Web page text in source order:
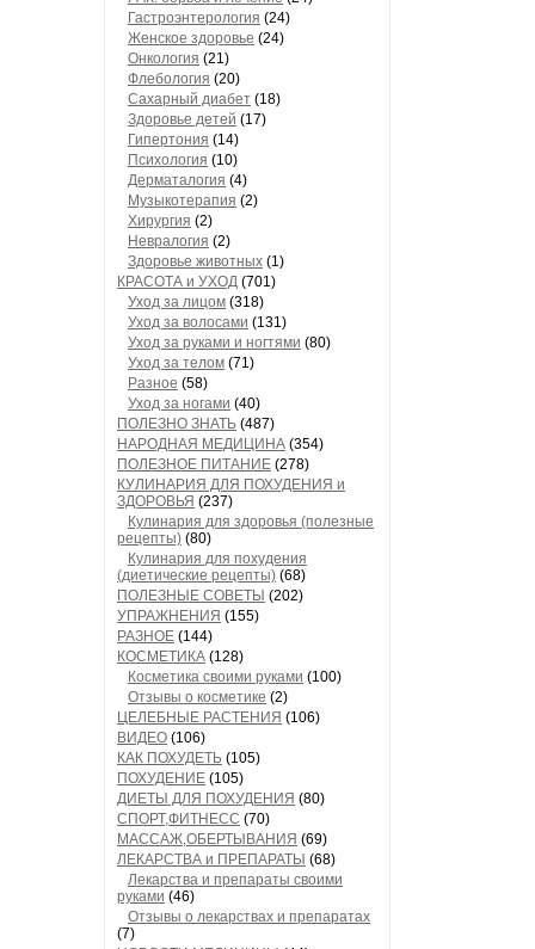
Гастроэнтерология (24)
Женское здоровье (24)
Онкология (21)
Флебология (20)
Сахарный диабет (18)
Здоровье детей (17)
Гипертония (14)
Психология (10)
Дерматалогия (4)
Музыкотерапия (2)
Хирургия (2)
Невралогия (2)
Здоровье животных (1)
КРАСОТА и УХОД (701)
Уход за лицом (318)
Уход за волосами (131)
Уход за руками и ногтями (80)
Уход за телом (71)
Разное (58)
Уход за ногами (40)
ПОЛЕЗНО ЗНАТЬ (487)
НАРОДНАЯ МЕДИЦИНА (354)
ПОЛЕЗНОЕ ПИТАНИЕ (278)
КУЛИНАРИЯ ДЛЯ ПОХУДЕНИЯ и
ЗДОРОВЬЯ (237)
Кулинария для здоровья (полезные
рецепты) (80)
Кулинария для похудения
(диетические рецепты) (68)
ПОЛЕЗНЫЕ СОВЕТЫ (202)
УПРАЖНЕНИЯ (155)
РАЗНОЕ (144)
КОСМЕТИКА (128)
Косметика своими руками (100)
Отзывы о косметике (2)
ЦЕЛЕБНЫЕ РАСТЕНИЯ (106)
ВИДЕО (106)
КАК ПОХУДЕТЬ (105)
ПОХУДЕНИЕ (105)
ДИЕТЫ ДЛЯ ПОХУДЕНИЯ (80)
СПОРТ,ФИТНЕСС (70)
МАССАЖ,ОБЕРТЫВАНИЯ (69)
ЛЕКАРСТВА и ПРЕПАРАТЫ (68)
Лекарства и препараты своими
руками (46)
Отзывы о лекарствах и препаратах
(7)